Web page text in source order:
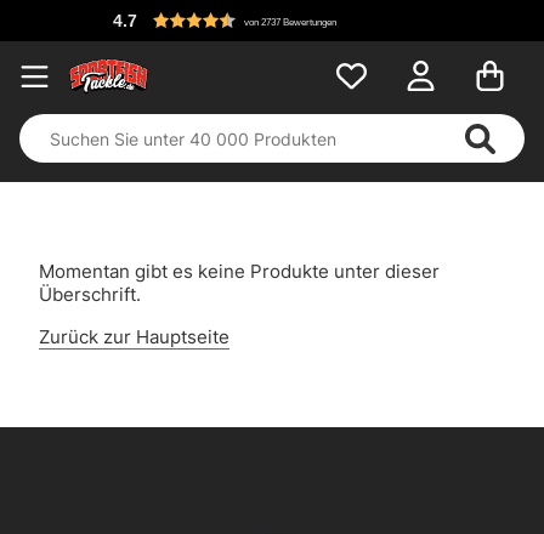
4.7 von 2737 Bewertungen
Momentan gibt es keine Produkte unter dieser
Überschrift.
Zurück zur Hauptseite